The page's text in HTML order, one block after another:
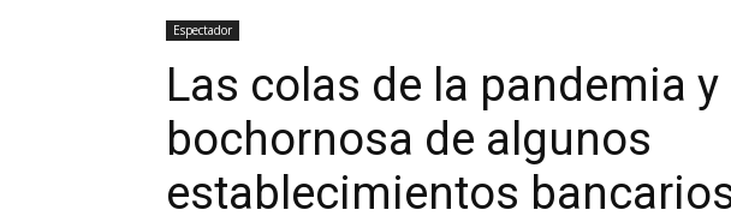
Espectador
Las colas de la pandemia
bochornosa de algunos
establecimientos